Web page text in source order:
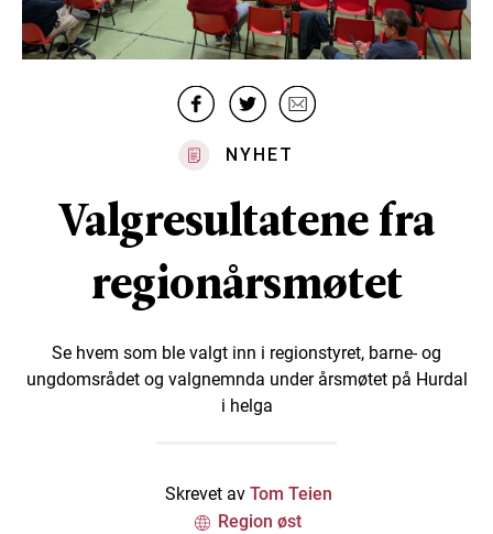
NYHET
Valgresultatene fra
regionårsmøtet
Se hvem som ble valgt inn i regionstyret, barne- og
ungdomsrådet og valgnemnda under årsmøtet på Hurdal
i helga
Skrevet av Tom Teien
Region øst